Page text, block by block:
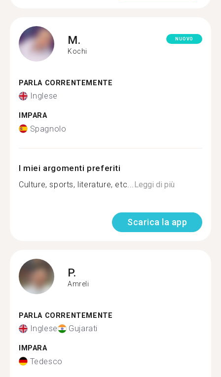
M.
Kochi
NUOVO
PARLA CORRENTEMENTE
Inglese
IMPARA
Spagnolo
I miei argomenti preferiti
Culture, sports, literature, etc... Leggi di più
Scarica la app
P.
Amreli
PARLA CORRENTEMENTE
Inglese Gujarati
IMPARA
Tedesco